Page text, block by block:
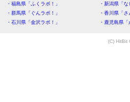
・福島県「ふくラボ！」
・新潟県「
・群馬県「ぐんラボ！」
・香川県「
・石川県「金沢ラボ！」
・鹿児島県
(C) HitBit